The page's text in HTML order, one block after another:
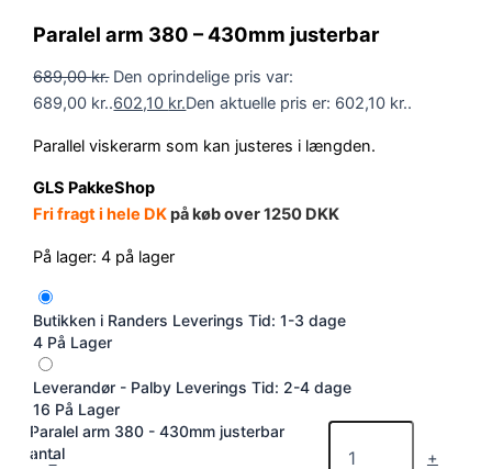
Paralel arm 380 – 430mm justerbar
689,00kr. Den oprindelige pris var:
689,00 kr..602,10 kr.Den aktuelle pris er: 602,10 kr..
Parallel viskerarm som kan justeres i længden.
GLS PakkeShop
Fri fragt i hele DKpå køb over 1250 DKK
På lager: 4 på lager
Butikken i Randers Leverings Tid: 1-3 dage
4 På Lager
Leverandør - Palby Leverings Tid: 2-4 dage
16 På Lager
-
Paralel arm 380 - 430mm justerbar
antal
+